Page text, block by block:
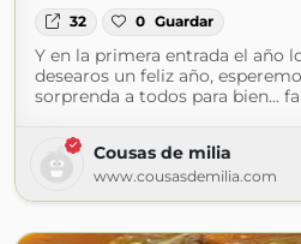
32 0 Guardar
Y en la primera entrada el año
desearos un feliz año,
sorprenda a todos para bien...
Cousas de milia
www.cousasdemilia.com